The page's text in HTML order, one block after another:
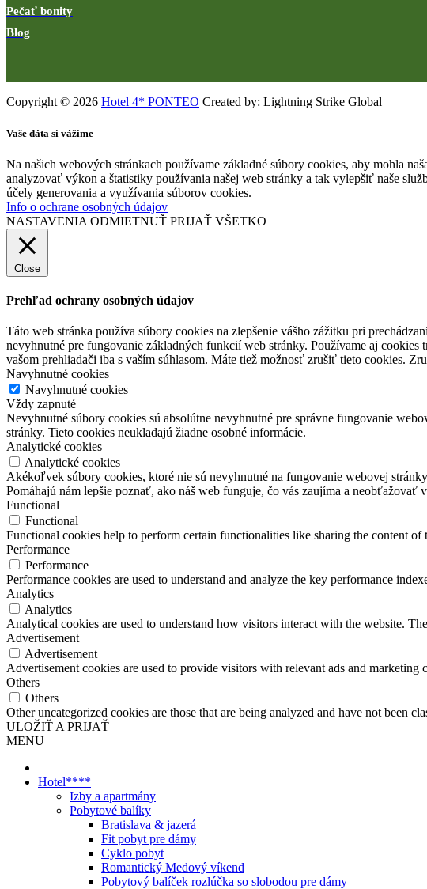
Pečať bonity
Blog
Copyright © 2026 Hotel 4* PONTEO Created by: Lightning Strike Global
Vaše dáta si vážime
Na našich webových stránkach používame základné súbory cookies, aby mohla
analyzovať výkon a štatistiky používania našej web stránky a tak vylepšiť naše
účely generovania a využívania súborov cookies.
Info o ochrane osobných údajov
NASTAVENIA ODMIETNUŤ PRIJAŤ VŠETKO
Close
Prehľad ochrany osobných údajov
Táto web stránka používa súbory cookies na zlepšenie vášho zážitku pri
nevyhnutné pre fungovanie základných funkcií web stránky. Používame aj
vašom prehliadači iba s vaším súhlasom. Máte tiež možnosť zrušiť tieto cookies.
Navyhnutné cookies
Navyhnutné cookies
Vždy zapnuté
Nevyhnutné súbory cookies sú absolútne nevyhnutné pre správne fungovanie
stránky. Tieto cookies neukladajú žiadne osobné informácie.
Analytické cookies
Analytické cookies
Akékoľvek súbory cookies, ktoré nie sú nevyhnutné na fungovanie webovej
Pomáhajú nám lepšie poznať, ako náš web funguje, čo vás zaujíma a neobťažovať
Functional
Functional
Functional cookies help to perform certain functionalities like sharing the content
Performance
Performance
Performance cookies are used to understand and analyze the key performance
Analytics
Analytics
Analytical cookies are used to understand how visitors interact with the website.
Advertisement
Advertisement
Advertisement cookies are used to provide visitors with relevant ads and
Others
Others
Other uncategorized cookies are those that are being analyzed and have not been
ULOŽIŤ A PRIJAŤ
MENU
Hotel****
Izby a apartmány
Pobytové balíky
Bratislava & jazerá
Fit pobyt pre dámy
Cyklo pobyt
Romantický Medový víkend
Pobytový balíček rozlúčka so slobodou pre dámy